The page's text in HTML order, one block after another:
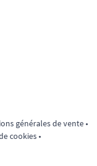
générales de vente•
cookies•